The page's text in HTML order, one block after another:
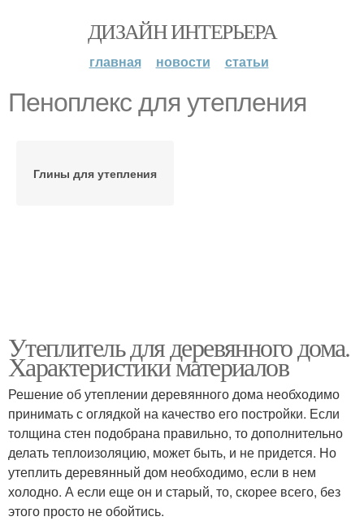
ДИЗАЙН ИНТЕРЬЕРА
главная новости статьи
Пеноплекс для утепления
Глины для утепления
Утеплитель для деревянного дома.
Характеристики материалов
Решение об утеплении деревянного дома необходимо
принимать с оглядкой на качество его постройки. Если
толщина стен подобрана правильно, то дополнительно
делать теплоизоляцию, может быть, и не придется. Но
утеплить деревянный дом необходимо, если в нем
холодно. А если еще он и старый, то, скорее всего, без
этого просто не обойтись.